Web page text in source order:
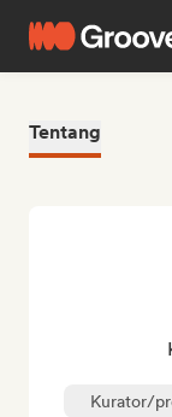
Tentang
Kurator/